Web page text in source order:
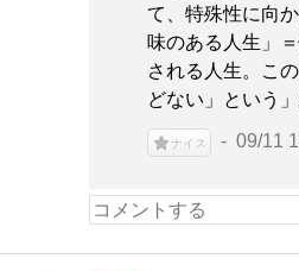
て、特殊性に向
味のある人生」
される人生。こ
どない」という
ナイス 09/11